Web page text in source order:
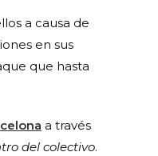
a causa de
en sus
que hasta
a través
del colectivo.